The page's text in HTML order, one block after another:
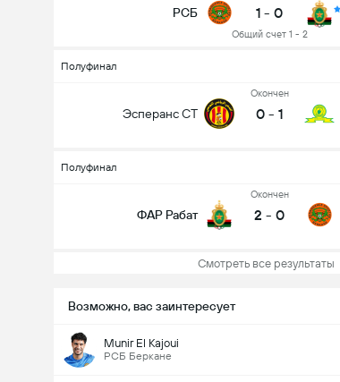
РСБ 1 - 0
Общий счет 1 - 2
Полуфинал
Эсперанс СТ
Oкончен
0 - 1
Полуфинал
ФАР Рабат
Oкончен
2 - 0
Смотреть все результаты
Возможно, вас заинтересует
Munir El Kajoui
РСБ Беркане